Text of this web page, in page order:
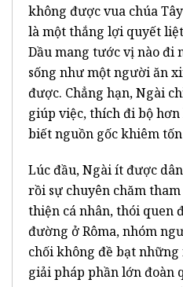
không được vua chúa
là một thắng lợi quyết
Dầu mang tước vị nào đi
sống như một người ăn
được. Chẳng hạn, Ngài
giúp việc, thích đi bộ
biết nguồn gốc khiêm
Lúc đầu, Ngài ít được
rồi sự chuyên chăm
thiện cá nhân, thói quen
đường ở Rôma, nhóm
chối không đề bạt
giải pháp phần lớn đoàn